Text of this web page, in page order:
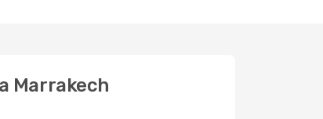
Marrakech